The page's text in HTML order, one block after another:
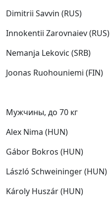
Dimitrii Savvin (RUS)
Innokentii Zarovnaiev (RUS)
Nemanja Lekovic (SRB)
Joonas Ruohouniemi (FIN)
Мужчины, до 70 кг
Alex Nima (HUN)
Gábor Bokros (HUN)
László Schweininger (HUN)
Károly Huszár (HUN)